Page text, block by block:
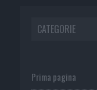
CATEGORIE
Prima pagina